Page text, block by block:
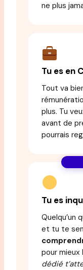
ne plus
Tu es en
Tout va
plus. Tu
avant de
pourrais
Tu es
Quelqu’un
et tu te
pour mieux
dédié